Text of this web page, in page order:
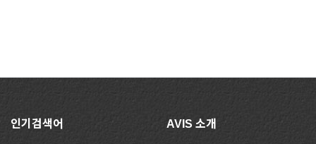
인기검색어 AVIS 소개